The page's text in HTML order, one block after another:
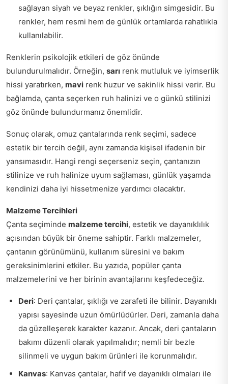
sağlayan siyah ve beyaz renkler, şıklığın simgesidir. Bu
renkler, hem resmi hem de günlük ortamlarda rahatlıkla
kullanılabilir.
Renklerin psikolojik etkileri de göz önünde
bulundurulmalıdır. Örneğin, sarı renk mutluluk ve iyimserlik
hissi yaratırken, mavi renk huzur ve sakinlik hissi verir. Bu
bağlamda, çanta seçerken ruh halinizi ve o günkü stilinizi
göz önünde bulundurmanız önemlidir.
Sonuç olarak, omuz çantalarında renk seçimi, sadece
estetik bir tercih değil, aynı zamanda kişisel ifadenin bir
yansımasıdır. Hangi rengi seçerseniz seçin, çantanızın
stilinize ve ruh halinize uyum sağlaması, günlük yaşamda
kendinizi daha iyi hissetmenize yardımcı olacaktır.
Malzeme Tercihleri
Çanta seçiminde malzeme tercihi, estetik ve dayanıklılık
açısından büyük bir öneme sahiptir. Farklı malzemeler,
çantanın görünümünü, kullanım süresini ve bakım
gereksinimlerini etkiler. Bu yazıda, popüler çanta
malzemelerini ve her birinin avantajlarını keşfedeceğiz.
Deri: Deri çantalar, şıklığı ve zarafeti ile bilinir. Dayanıklı
yapısı sayesinde uzun ömürlüdürler. Deri, zamanla daha
da güzelleşerek karakter kazanır. Ancak, deri çantaların
bakımı düzenli olarak yapılmalıdır; nemli bir bezle
silinmeli ve uygun bakım ürünleri ile korunmalıdır.
Kanvas: Kanvas çantalar, hafif ve dayanıklı olmaları ile